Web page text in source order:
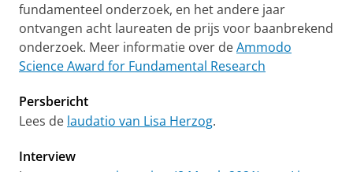
fundamenteel onderzoek, en het andere jaar
ontvangen acht laureaten de prijs voor baanbrekend
onderzoek. Meer informatie over deAmmodo
Science Award for Fundamental Research
Persbericht
Lees de laudatio van Lisa Herzog.
Interview